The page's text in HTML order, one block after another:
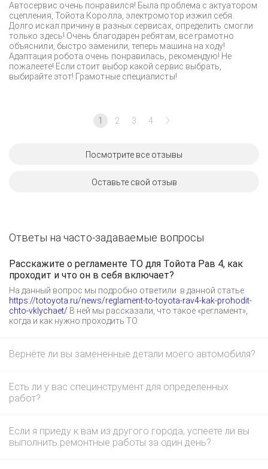
Автосервис очень понравился! Была проблема с актуатором
сцепления, Тойота Королла, электромотор изжил себя.
Долго искал причину в разных сервисах, определить смогли
только здесь! Очень благодарен ребятам, все грамотно
объяснили, быстро заменили, теперь машина на ходу!
Адаптация робота очень понравилась, рекомендую! Не
пожалеете! Если стоит выбор какой сервис выбрать,
выбирайте этот! Грамотные специалисты!
1 2 3 4
Посмотрите все отзывы
Оставьте свой отзыв
Ответы на часто-задаваемые вопросы
Расскажите о регламенте ТО для Тойота Рав 4, как
проходит и что он в себя включает?
На данный вопрос мы подробно ответили в данной статье
https://totoyota.ru/news/reglament-to-toyota-rav4-kak-prohodit-
chto-vklychaet/ В ней мы рассказали, что такое «регламент»,
когда и как нужно проходить ТО.
Вернёте ли вы замененные детали моего автомобиля?
Есть ли у вас специнструмент для определенных
работ?
Если я приеду к вам из другого города, успеете ли вы
выполнить ремонтные работы за один день?